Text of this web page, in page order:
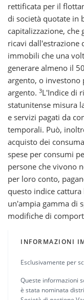
rettificata per il
di società quotate in
capitalizzazione,
ricavi dall'estrazione
immobili che una
generare almeno il
argento, o
argento. 3L'Indice di
statunitense misura
e servizi pagati da
temporali. Può,
acquisto dei
spese per consumi
persone che vivono
per loro conto,
questo indice
un'ampia gamma di
modifiche di
INFORMAZIONI
Esclusivamente per
Queste informazioni
è stata nominata